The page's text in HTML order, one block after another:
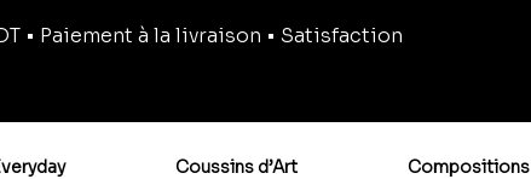
• Paiement à la livraison • Satisfaction
Coussins d’Art Compositions